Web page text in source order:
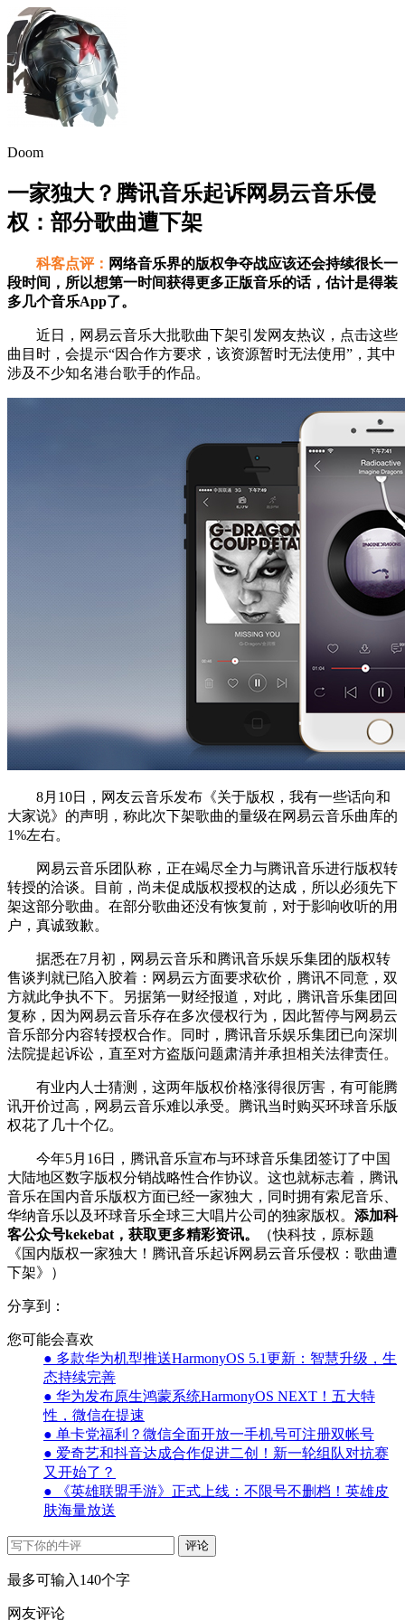
Doom
一家独大？腾讯音乐起诉网易云音乐侵
权：部分歌曲遭下架
科客点评： 网络音乐界的版权争夺战应该还会持续很长一
段时间，所以想第一时间获得更多正版音乐的话，估计是得装
多几个音乐App了。
近日，网易云音乐大批歌曲下架引发网友热议，点击这些
曲目时，会提示“因合作方要求，该资源暂时无法使用”，其中
涉及不少知名港台歌手的作品。
8月10日，网友云音乐发布《关于版权，我有一些话向和
大家说》的声明，称此次下架歌曲的量级在网易云音乐曲库的
1%左右。
网易云音乐团队称，正在竭尽全力与腾讯音乐进行版权转
转授的洽谈。目前，尚未促成版权授权的达成，所以必须先下
架这部分歌曲。在部分歌曲还没有恢复前，对于影响收听的用
户，真诚致歉。
据悉在7月初，网易云音乐和腾讯音乐娱乐集团的版权转
售谈判就已陷入胶着：网易云方面要求砍价，腾讯不同意，双
方就此争执不下。另据第一财经报道，对此，腾讯音乐集团回
复称，因为网易云音乐存在多次侵权行为，因此暂停与网易云
音乐部分内容转授权合作。同时，腾讯音乐娱乐集团已向深圳
法院提起诉讼，直至对方盗版问题肃清并承担相关法律责任。
有业内人士猜测，这两年版权价格涨得很厉害，有可能腾
讯开价过高，网易云音乐难以承受。腾讯当时购买环球音乐版
权花了几十个亿。
今年5月16日，腾讯音乐宣布与环球音乐集团签订了中国
大陆地区数字版权分销战略性合作协议。这也就标志着，腾讯
音乐在国内音乐版权方面已经一家独大，同时拥有索尼音乐、
华纳音乐以及环球音乐全球三大唱片公司的独家版权。 添加科
客公众号kekebat，获取更多精彩资讯。
（快科技，原标题
《国内版权一家独大！腾讯音乐起诉网易云音乐侵权：歌曲遭
下架》）
分享到：
您可能会喜欢
● 多款华为机型推送HarmonyOS 5.1更新：智慧升级，生
态持续完善
● 华为发布原生鸿蒙系统HarmonyOS NEXT！五大特
性，微信在提速
● 单卡党福利？微信全面开放一手机号可注册双帐号
● 爱奇艺和抖音达成合作促进二创！新一轮组队对抗赛
又开始了？
● 《英雄联盟手游》正式上线：不限号不删档！英雄皮
肤海量放送
评论
最多可输入140个字
网友评论